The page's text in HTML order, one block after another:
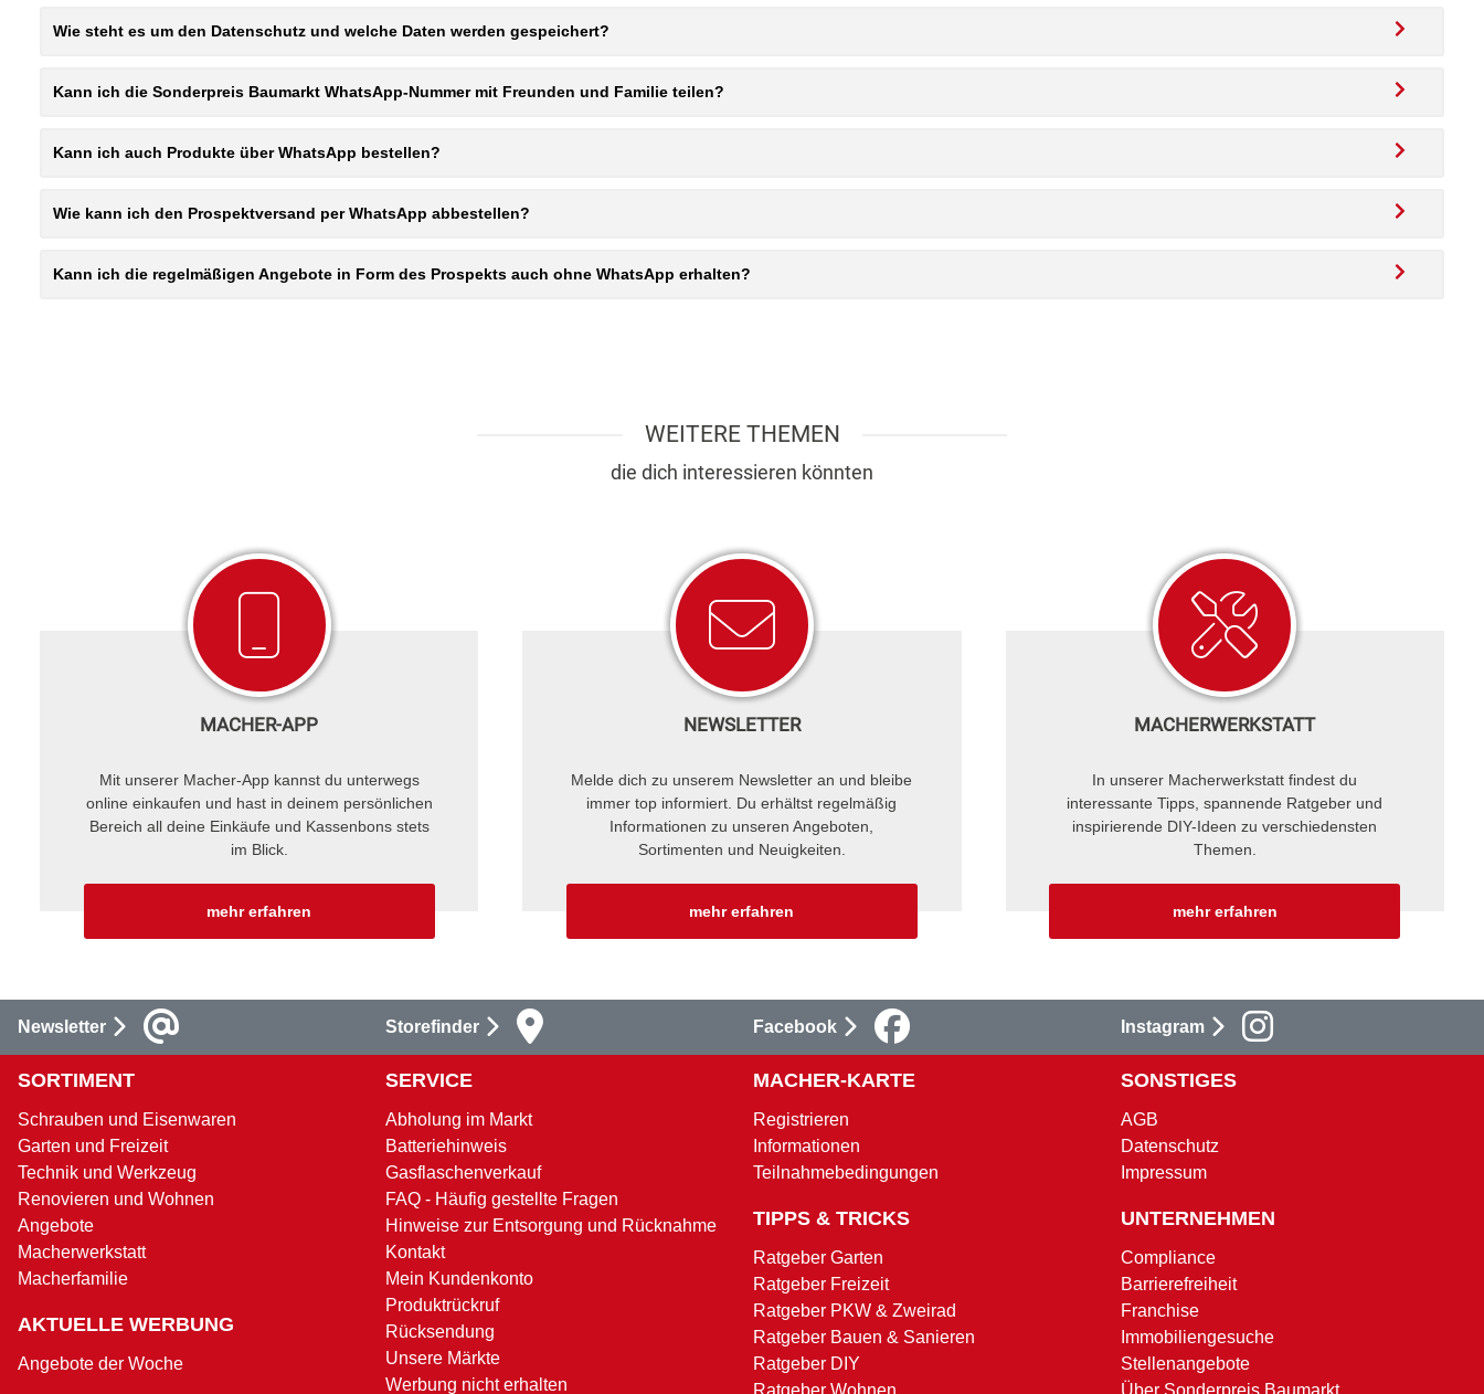
Wie steht es um den Datenschutz und welche Daten werden gespeichert?
Kann ich die Sonderpreis Baumarkt WhatsApp-Nummer mit Freunden und Familie teilen?
Kann ich auch Produkte über WhatsApp bestellen?
Wie kann ich den Prospektversand per WhatsApp abbestellen?
Kann ich die regelmäßigen Angebote in Form des Prospekts auch ohne WhatsApp erhalten?
WEITERE THEMEN
die dich interessieren könnten
MACHER-APP
Mit unserer Macher-App kannst du unterwegs
online einkaufen und hast in deinem persönlichen
Bereich all deine Einkäufe und Kassenbons stets
im Blick.
mehr erfahren
NEWSLETTER
Melde dich zu unserem Newsletter an und bleibe
immer top informiert. Du erhältst regelmäßig
Informationen zu unseren Angeboten,
Sortimenten und Neuigkeiten.
mehr erfahren
MACHERWERKSTATT
In unserer Macherwerkstatt findest du
interessante Tipps, spannende Ratgeber und
inspirierende DIY-Ideen zu verschiedensten
Themen.
mehr erfahren
Newsletter Storefinder Facebook Instagram
SORTIMENT
Schrauben und Eisenwaren
Garten und Freizeit
Technik und Werkzeug
Renovieren und Wohnen
Angebote
Macherwerkstatt
Macherfamilie
AKTUELLE WERBUNG
Angebote der Woche
SERVICE
Abholung im Markt
Batteriehinweis
Gasflaschenverkauf
FAQ - Häufig gestellte Fragen
Hinweise zur Entsorgung und Rücknahme
Kontakt
Mein Kundenkonto
Produktrückruf
Rücksendung
Unsere Märkte
Werbung nicht erhalten
MACHER-KARTE
Registrieren
Informationen
Teilnahmebedingungen
TIPPS & TRICKS
Ratgeber Garten
Ratgeber Freizeit
Ratgeber PKW & Zweirad
Ratgeber Bauen & Sanieren
Ratgeber DIY
SONSTIGES
AGB
Datenschutz
Impressum
UNTERNEHMEN
Compliance
Barrierefreiheit
Franchise
Immobiliengesuche
Stellenangebote